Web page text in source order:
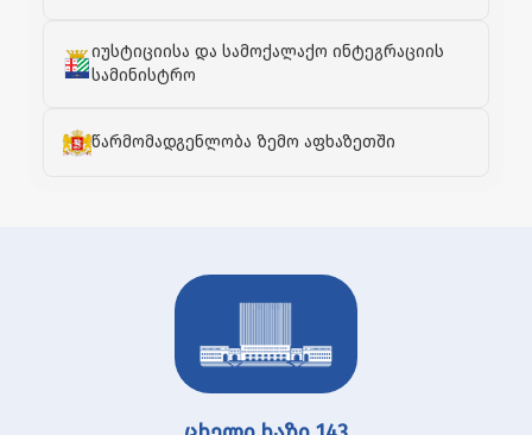
იუსტიციისა და სამოქალაქო ინტეგრაციის
სამინისტრო
წარმომადგენლობა ზემო აფხაზეთში